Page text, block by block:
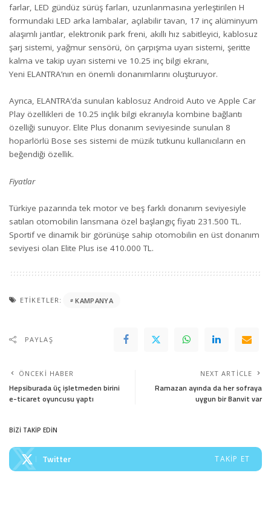
farlar, LED gündüz sürüş farları, uzunlanmasına yerleştirilen H
formundaki LED arka lambalar, açılabilir tavan, 17 inç alüminyum
alaşımlı jantlar, elektronik park freni, akıllı hız sabitleyici, kablosuz
şarj sistemi, yağmur sensörü, ön çarpışma uyarı sistemi, şeritte
kalma ve takip uyarı sistemi ve 10.25 inç bilgi ekranı,
Yeni ELANTRA’nın en önemli donanımlarını oluşturuyor.
Ayrıca, ELANTRA’da sunulan kablosuz Android Auto ve Apple Car
Play özellikleri de 10.25 inçlik bilgi ekranıyla kombine bağlantı
özelliği sunuyor. Elite Plus donanım seviyesinde sunulan 8
hoparlörlü Bose ses sistemi de müzik tutkunu kullanıcıların en
beğendiği özellik.
Fiyatlar
Türkiye pazarında tek motor ve beş farklı donanım seviyesiyle
satılan otomobilin lansmana özel başlangıç fiyatı 231.500 TL.
Sportif ve dinamik bir görünüşe sahip otomobilin en üst donanım
seviyesi olan Elite Plus ise 410.000 TL.
ETIKETLER: KAMPANYA
PAYLAŞ
ÖNCEKI HABER
Hepsiburada üç işletmeden birini
e-ticaret oyuncusu yaptı
NEXT ARTICLE
Ramazan ayında da her sofraya
uygun bir Banvit var
BİZİ TAKİP EDİN
Twitter TAKIP ET